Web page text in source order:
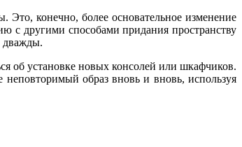
конечно, более основательное изменение
с другими способами придания пространству
дважды.
об установке новых консолей или шкафчиков.
образ вновь и вновь, используя